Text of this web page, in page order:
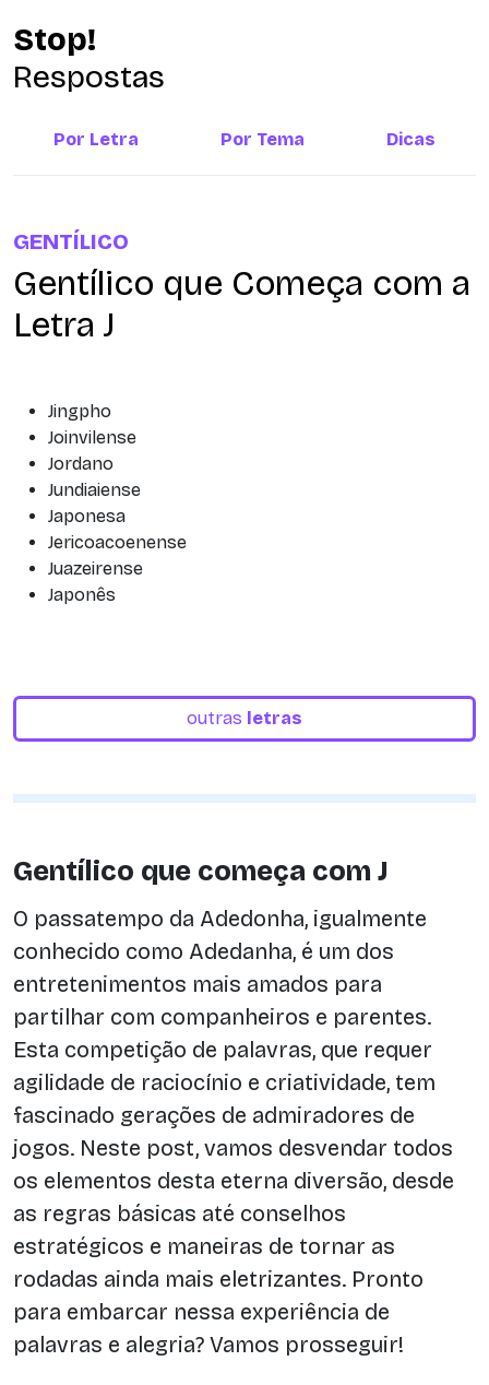
Stop!
Respostas
Por Letra Por Tema Dicas
GENTÍLICO
Gentílico que Começa com a
Letra J
Jingpho
Joinvilense
Jordano
Jundiaiense
Japonesa
Jericoacoenense
Juazeirense
Japonês
outras letras
Gentílico que começa com J
O passatempo da Adedonha, igualmente
conhecido como Adedanha, é um dos
entretenimentos mais amados para
partilhar com companheiros e parentes.
Esta competição de palavras, que requer
agilidade de raciocínio e criatividade, tem
fascinado gerações de admiradores de
jogos. Neste post, vamos desvendar todos
os elementos desta eterna diversão, desde
as regras básicas até conselhos
estratégicos e maneiras de tornar as
rodadas ainda mais eletrizantes. Pronto
para embarcar nessa experiência de
palavras e alegria? Vamos prosseguir!